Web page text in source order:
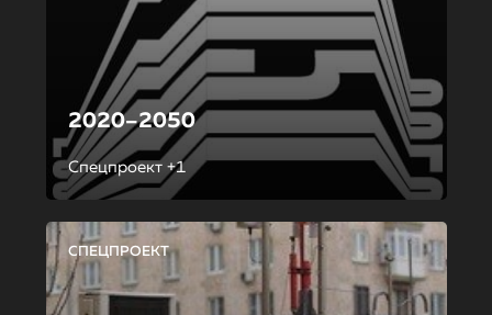
2020–2050
Спецпроект +1
СПЕЦПРОЕКТ